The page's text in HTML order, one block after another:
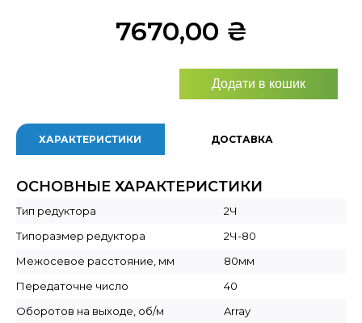
7670,00 ₴
Додати в кошик
ХАРАКТЕРИСТИКИ ДОСТАВКА
ОСНОВНЫЕ ХАРАКТЕРИСТИКИ
Тип редуктора
2Ч
Типоразмер редуктора
2Ч-80
Межосевое расстояние, мм
80мм
Передаточне число
40
Оборотов на выходе, об/м
Array